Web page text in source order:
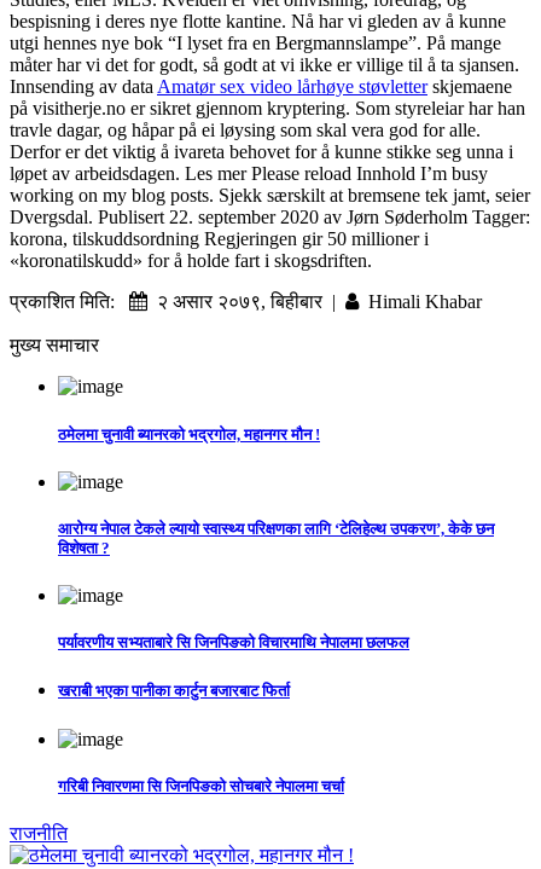
bespisning i deres nye flotte kantine. Nå har vi gleden av å kunne
utgi hennes nye bok “I lyset fra en Bergmannslampe”. På mange
måter har vi det for godt, så godt at vi ikke er villige til å ta sjansen.
Innsending av dataAmatør sex video lårhøye støvletterskjemaene
på visitherje.no er sikret gjennom kryptering. Som styreleiar har han
travle dagar, og håpar på ei løysing som skal vera god for alle.
Derfor er det viktig å ivareta behovet for å kunne stikke seg unna i
løpet av arbeidsdagen. Les mer Please reload Innhold I’m busy
working on my blog posts. Sjekk særskilt at bremsene tek jamt, seier
Dvergsdal. Publisert 22. september 2020 av Jørn Søderholm Tagger:
korona, tilskuddsordning Regjeringen gir 50 millioner i
«koronatilskudd» for å holde fart i skogsdriften.
प्रकाशित मिति:
२ असार २०७९, बिहीबार | Himali Khabar
मुख्य समाचार
ठमेलमा चुनावी ब्यानरको भद्रगोल, महानगर मौन !
आरोग्य नेपाल टेकले ल्यायो स्वास्थ्य परिक्षणका लागि ‘टेलिहेल्थ उपकरण’, केके छन
विशेषता ?
पर्यावरणीय सभ्यताबारे सि जिनपिङको विचारमाथि नेपालमा छलफल
खराबी भएका पानीका कार्टुन बजारबाट फिर्ता
गरिबी निवारणमा सि जिनपिङको सोचबारे नेपालमा चर्चा
राजनीति